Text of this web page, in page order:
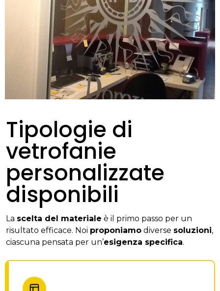
Tipologie di
vetrofanie
personalizzate
disponibili
La scelta del materiale è il primo passo per un
risultato efficace. Noi proponiamo diverse soluzioni,
ciascuna pensata per un’esigenza specifica.